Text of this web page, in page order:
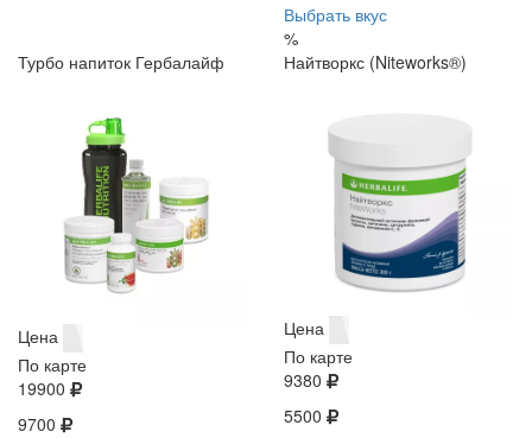
Выбрать вкус
%
Турбо напиток Гербалайф
Цена
По карте
19900
9700
Найтворкс (Niteworks®)
Цена
По карте
9380
5500